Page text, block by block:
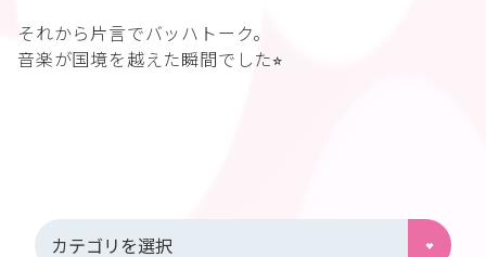
それから片言でバッハトーク。
音楽が国境を越えた瞬間でした⭐︎